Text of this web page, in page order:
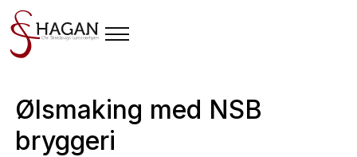
Ølsmaking med NSB
bryggeri